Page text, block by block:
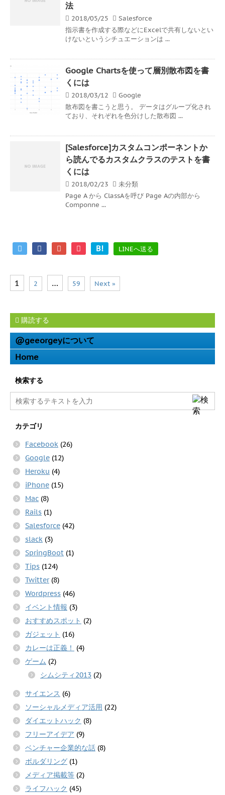
法
2018/05/25
Salesforce
指示書を作成する際などにExcelで共有しないとい
けないというシチュエーションは ...
Google Chartsを使って層別散布図を書
くには
2018/03/12
Google
散布図を書こうと思う。 データはグループ化され
ており、それぞれを色分けした散布図 ...
[Salesforce]カスタムコンポーネントか
ら読んでるカスタムクラスのテストを書
くには
2018/02/23
未分類
Page A から ClassAを呼び Page Aの内部から
Componne ...
B! LINEへ送る
1 2 … 59 Next »
購読する
@geeorgeyについて
Home
検索する
カテゴリ
Facebook (26)
Google (12)
Heroku (4)
iPhone (15)
Mac (8)
Rails (1)
Salesforce (42)
slack (3)
SpringBoot (1)
Tips (124)
Twitter(8)
Wordpress (46)
イベント情報 (3)
おすすめスポット (2)
ガジェット (16)
カレーは正義！
(4)
ゲーム (2)
シムシティ2013 (2)
サイエンス (6)
ソーシャルメディア活用 (22)
ダイエットハック (8)
フリーアイデア (9)
ベンチャー企業的な話 (8)
ボルダリング (1)
メディア掲載等 (2)
ライフハック (45)